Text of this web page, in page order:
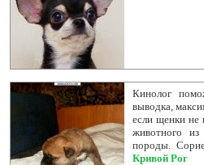
Кинолог
выводка,
если щенки не
животного
породы.
Кривой Рог